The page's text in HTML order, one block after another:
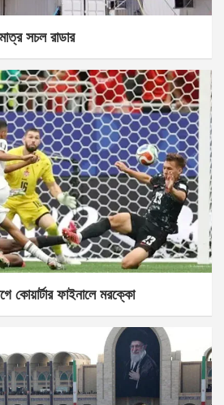
সচল রাডার
কোয়ার্টার ফাইনালে মরক্কো